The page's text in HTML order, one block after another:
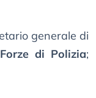
generale di
di Polizia;